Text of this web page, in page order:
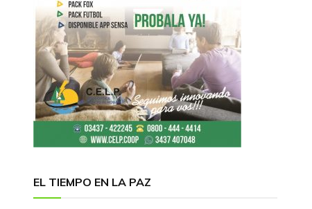
EL TIEMPO EN LA PAZ